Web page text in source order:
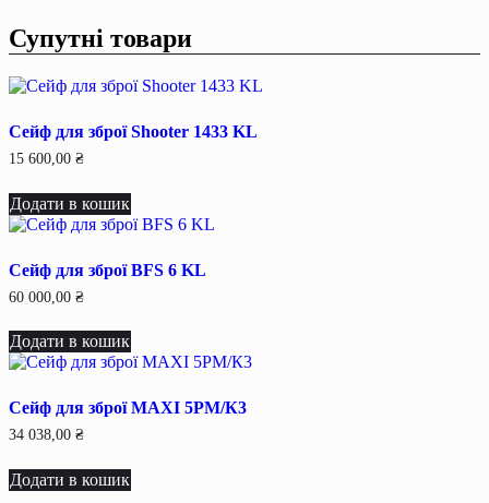
Супутні товари
Сейф для зброї Shooter 1433 KL
15 600,00 ₴
Додати в кошик
Сейф для зброї BFS 6 KL
60 000,00 ₴
Додати в кошик
Сейф для зброї MAXI 5PM/К3
34 038,00 ₴
Додати в кошик